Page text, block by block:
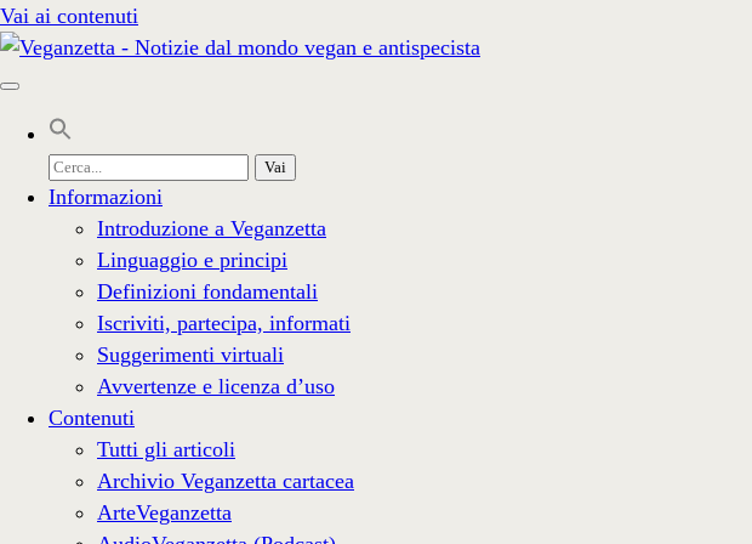
Vai ai contenuti
Cerca
per:
Informazioni
Introduzione a Veganzetta
Linguaggio e principi
Definizioni fondamentali
Iscriviti, partecipa, informati
Suggerimenti virtuali
Avvertenze e licenza d’uso
Contenuti
Tutti gli articoli
Archivio Veganzetta cartacea
ArteVeganzetta